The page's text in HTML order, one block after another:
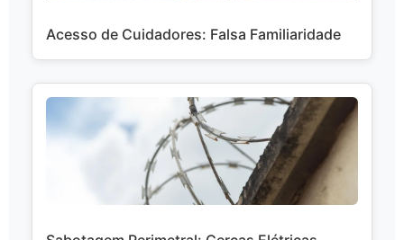
Acesso de Cuidadores: Falsa Familiaridade